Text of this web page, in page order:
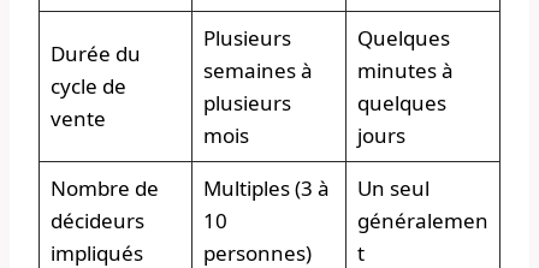
Durée du
cycle de
vente
Plusieurs
semaines à
plusieurs
mois
Quelques
minutes à
quelques
jours
Nombre de
décideurs
impliqués
Multiples (3 à
10
personnes)
Un seul
généralemen
t